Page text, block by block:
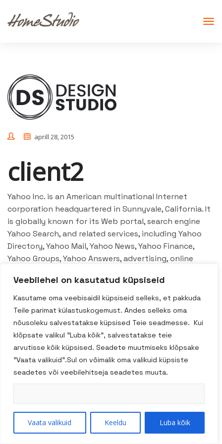
Veebilehel on kasutatud küpsiseid
Kasutame oma veebisaidil küpsiseid selleks, et pakkuda
Teile parimat külastuskogemust. Andes selleks oma
nõusoleku salvestatakse küpsised Teie seadmesse. Kui
klõpsate valikul "Luba kõik", salvestatakse teie
arvutisse kõik küpsised. Seadete muutmiseks klõpsake
"Vaata valikuid".Sul on võimalik oma valikuid küpsiste
seadetes või veebilehitseja seadetes muuta.
Vaata valikuid Keeldu Luba kõik
aprill 28, 2015
client2
Yahoo Inc. is an American multinational Internet
corporation headquartered in Sunnyvale, California. It
is globally known for its Web portal, search engine
Yahoo Search, and related services, including Yahoo
Directory, Yahoo Mail, Yahoo News, Yahoo Finance,
Yahoo Groups, Yahoo Answers, advertising, online
Otsi
Uudised
Avasta OILALÁ uued õlid ehk „mägede peidetud